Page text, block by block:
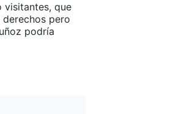
visitantes, que
pero
podría